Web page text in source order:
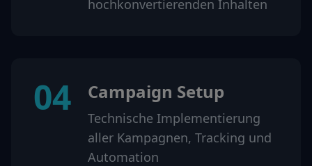
hochkonvertierenden Inhalten
04 Campaign Setup
Technische Implementierung
aller Kampagnen, Tracking und
Automation